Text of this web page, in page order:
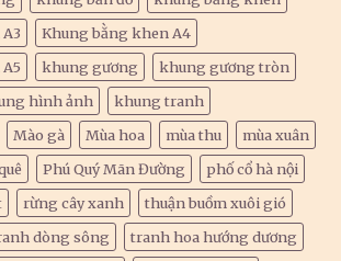
Khung bằng khen A4
khung gương
khung gương tròn
hình ảnh
khung tranh
Mào gà Mùa hoa mùa thu
mùa xuân
Phú Quý Mãn Đường
phố cổ hà nội
rừng cây xanh
thuận buồm xuôi gió
dòng sông
tranh hoa hướng dương